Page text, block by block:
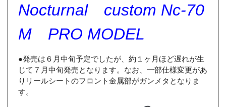
Nocturnal custom Nc-70
M PRO MODEL
●発売は６月中旬予定でしたが、約１ヶ月ほど遅れが生
じて７月中旬発売となります。なお、一部仕様変更があ
りリールシートのフロント金属部がガンメタとなりま
す。